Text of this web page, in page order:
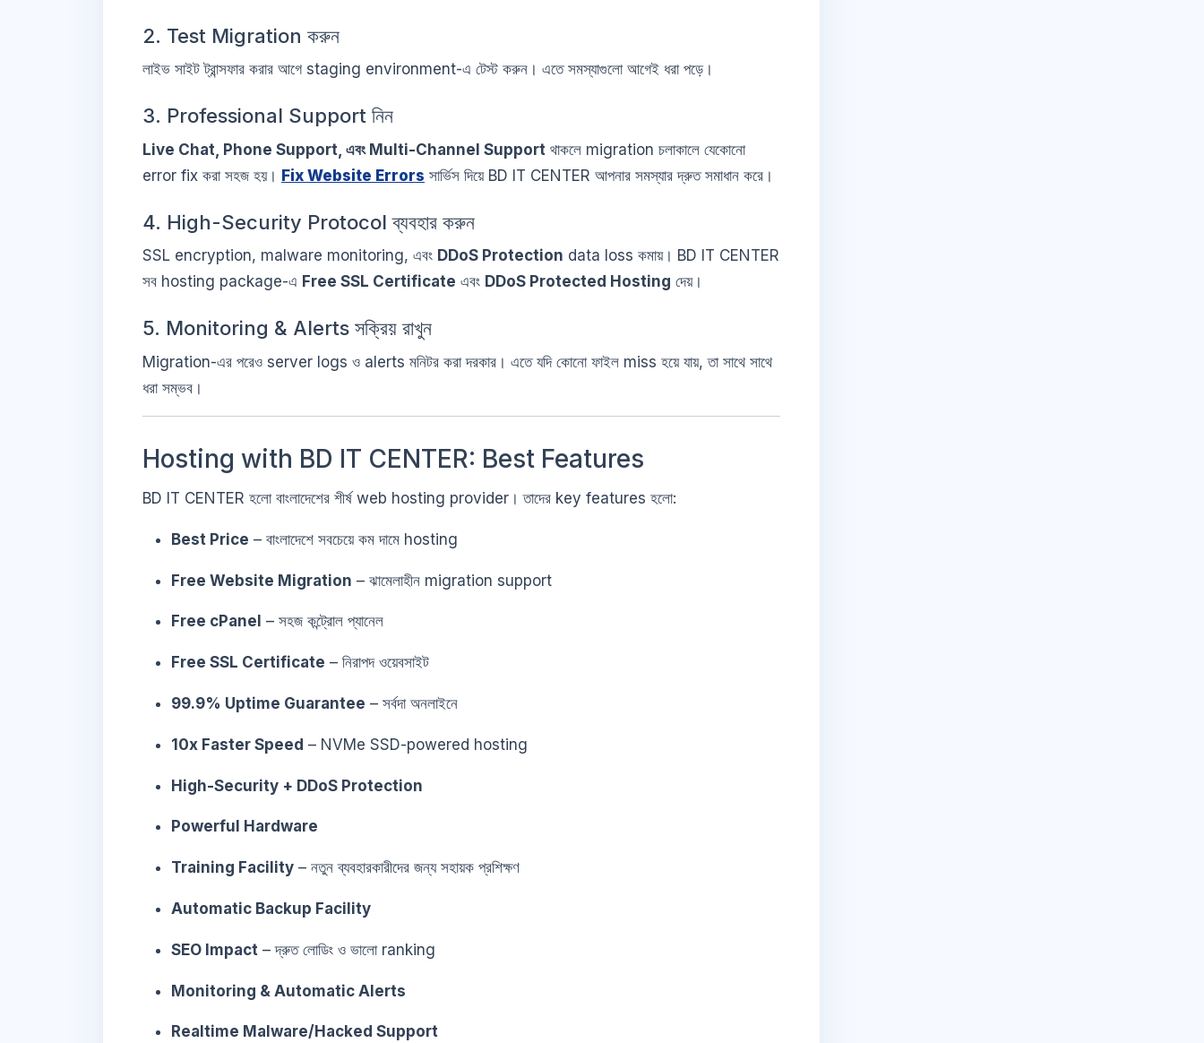
2. Test Migration করুন
লাইভ সাইট ট্রান্সফার করার আগে staging environment-এ টেস্ট করুন। এতে সমস্যাগুলো আগেই ধরা পড়ে।
3. Professional Support নিন
Live Chat, Phone Support, এবং Multi-Channel Support থাকলে migration চলাকালে যেকোনো
error fix করা সহজ হয়। Fix Website Errors সার্ভিস দিয়ে BD IT CENTER আপনার সমস্যার দ্রুত সমাধান করে।
4. High-Security Protocol ব্যবহার করুন
SSL encryption, malware monitoring, এবং DDoS Protection data loss কমায়। BD IT CENTER
সব hosting package-এ Free SSL Certificate এবং DDoS Protected Hosting দেয়।
5. Monitoring & Alerts সক্রিয় রাখুন
Migration-এর পরেও server logs ও alerts মনিটর করা দরকার। এতে যদি কোনো ফাইল miss হয়ে যায়, তা সাথে সাথে
ধরা সম্ভব।
Hosting with BD IT CENTER: Best Features
BD IT CENTER হলো বাংলাদেশের শীর্ষ web hosting provider। তাদের key features হলো:
Best Price – বাংলাদেশে সবচেয়ে কম দামে hosting
Free Website Migration – ঝামেলাহীন migration support
Free cPanel – সহজ কন্ট্রোল প্যানেল
Free SSL Certificate – নিরাপদ ওয়েবসাইট
99.9% Uptime Guarantee – সর্বদা অনলাইনে
10x Faster Speed – NVMe SSD-powered hosting
High-Security + DDoS Protection
Powerful Hardware
Training Facility – নতুন ব্যবহারকারীদের জন্য সহায়ক প্রশিক্ষণ
Automatic Backup Facility
SEO Impact – দ্রুত লোডিং ও ভালো ranking
Monitoring & Automatic Alerts
Realtime Malware/Hacked Support